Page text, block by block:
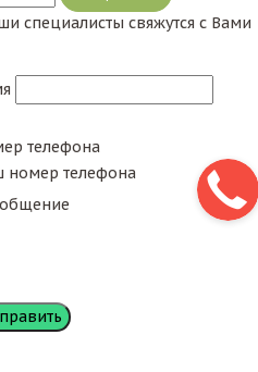
специалисты свяжутся с Вами
телефона
номер телефона